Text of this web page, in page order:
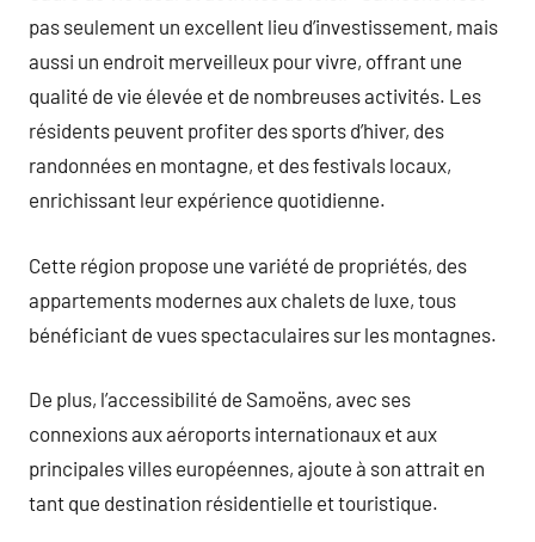
pas seulement un excellent lieu d’investissement, mais
aussi un endroit merveilleux pour vivre, offrant une
qualité de vie élevée et de nombreuses activités. Les
résidents peuvent profiter des sports d’hiver, des
randonnées en montagne, et des festivals locaux,
enrichissant leur expérience quotidienne.
Cette région propose une variété de propriétés, des
appartements modernes aux chalets de luxe, tous
bénéficiant de vues spectaculaires sur les montagnes.
De plus, l’accessibilité de Samoëns, avec ses
connexions aux aéroports internationaux et aux
principales villes européennes, ajoute à son attrait en
tant que destination résidentielle et touristique.